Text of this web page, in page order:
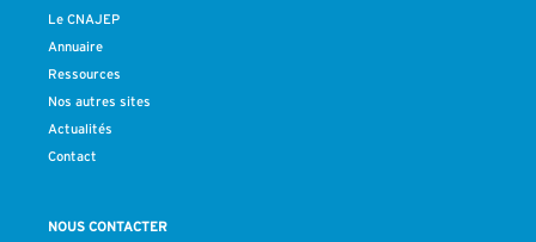
Le CNAJEP
Annuaire
Ressources
Nos autres sites
Actualités
Contact
NOUS CONTACTER